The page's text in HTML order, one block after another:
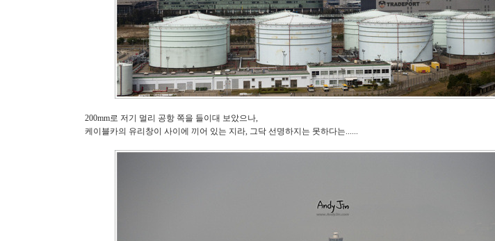
200mm로 저기 멀리 공항 쪽을 들이대 보았으나,
케이블카의 유리창이 사이에 끼어 있는 지라, 그닥 선명하지는 못하다는......